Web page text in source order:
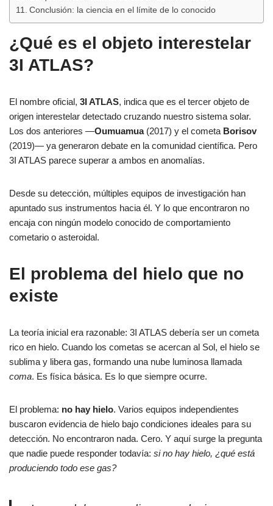
Conclusión: la ciencia en el límite de lo conocido
¿Qué es el objeto interestelar
3I ATLAS?
El nombre oficial, 3I ATLAS, indica que es el tercer objeto de
origen interestelar detectado cruzando nuestro sistema solar.
Los dos anteriores —Oumuamua(2017) y el cometa Borisov
(2019)— ya generaron debate en la comunidad científica. Pero
3I ATLAS parece superar a ambos en anomalías.
Desde su detección, múltiples equipos de investigación han
apuntado sus instrumentos hacia él. Y lo que encontraron no
encaja con ningún modelo conocido de comportamiento
cometario o asteroidal.
El problema del hielo que no
existe
La teoría inicial era razonable: 3I ATLAS debería ser un cometa
rico en hielo. Cuando los cometas se acercan al Sol, el hielo se
sublima y libera gas, formando una nube luminosa llamada
coma. Es física básica. Es lo que siempre ocurre.
El problema: no hay hielo. Varios equipos independientes
buscaron evidencia de hielo bajo condiciones ideales para su
detección. No encontraron nada. Cero. Y aquí surge la pregunta
que nadie puede responder todavía: si no hay hielo, ¿qué está
produciendo todo ese gas?